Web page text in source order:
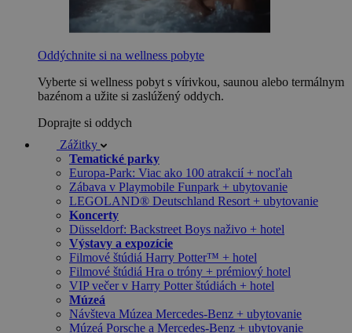
Oddýchnite si na wellness pobyte
Vyberte si wellness pobyt s vírivkou, saunou alebo termálnym
bazénom a užite si zaslúžený oddych.
Doprajte si oddych
Zážitky
Tematické parky
Europa-Park: Viac ako 100 atrakcií + nocľah
Zábava v Playmobile Funpark + ubytovanie
LEGOLAND® Deutschland Resort + ubytovanie
Koncerty
Düsseldorf: Backstreet Boys naživo + hotel
Výstavy a expozície
Filmové štúdiá Harry Potter™ + hotel
Filmové štúdiá Hra o tróny + prémiový hotel
VIP večer v Harry Potter štúdiách + hotel
Múzeá
Návšteva Múzea Mercedes-Benz + ubytovanie
Múzeá Porsche a Mercedes-Benz + ubytovanie